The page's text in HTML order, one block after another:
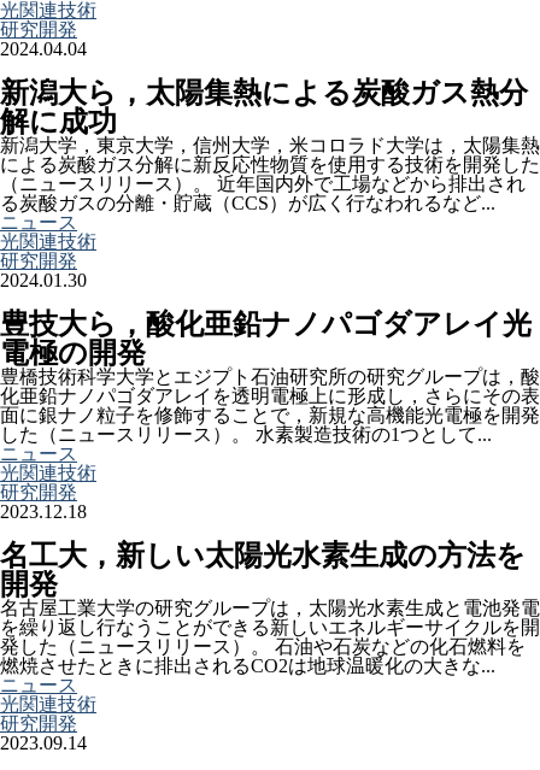
光関連技術
研究開発
2024.04.04
新潟大ら，太陽集熱による炭酸ガス熱分
解に成功
新潟大学，東京大学，信州大学，米コロラド大学は，太陽集熱
による炭酸ガス分解に新反応性物質を使用する技術を開発した
（ニュースリリース）。 近年国内外で工場などから排出され
る炭酸ガスの分離・貯蔵（CCS）が広く行なわれるなど...
ニュース
光関連技術
研究開発
2024.01.30
豊技大ら，酸化亜鉛ナノパゴダアレイ光
電極の開発
豊橋技術科学大学とエジプト石油研究所の研究グループは，酸
化亜鉛ナノパゴダアレイを透明電極上に形成し，さらにその表
面に銀ナノ粒子を修飾することで，新規な高機能光電極を開発
した（ニュースリリース）。 水素製造技術の1つとして...
ニュース
光関連技術
研究開発
2023.12.18
名工大，新しい太陽光水素生成の方法を
開発
名古屋工業大学の研究グループは，太陽光水素生成と電池発電
を繰り返し行なうことができる新しいエネルギーサイクルを開
発した（ニュースリリース）。 石油や石炭などの化石燃料を
燃焼させたときに排出されるCO2は地球温暖化の大きな...
ニュース
光関連技術
研究開発
2023.09.14